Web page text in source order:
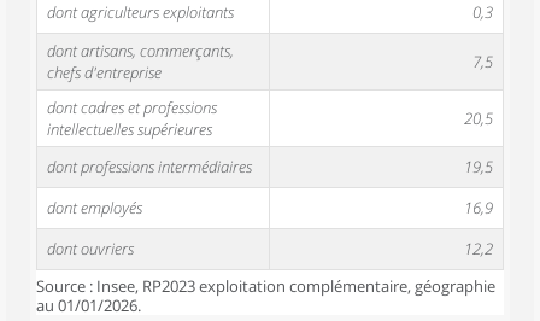
dont agriculteurs exploitants
0,3
dont artisans, commerçants,
chefs d'entreprise
7,5
dont cadres et professions
intellectuelles supérieures
20,5
dont professions intermédiaires
19,5
dont employés
16,9
dont ouvriers
12,2
Source : Insee, RP2023 exploitation complémentaire, géographie
au 01/01/2026.